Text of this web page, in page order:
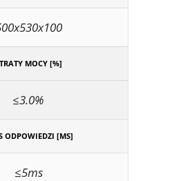
MOCY [%]
≤3.0%
ODPOWIEDZI [MS]
≤5ms